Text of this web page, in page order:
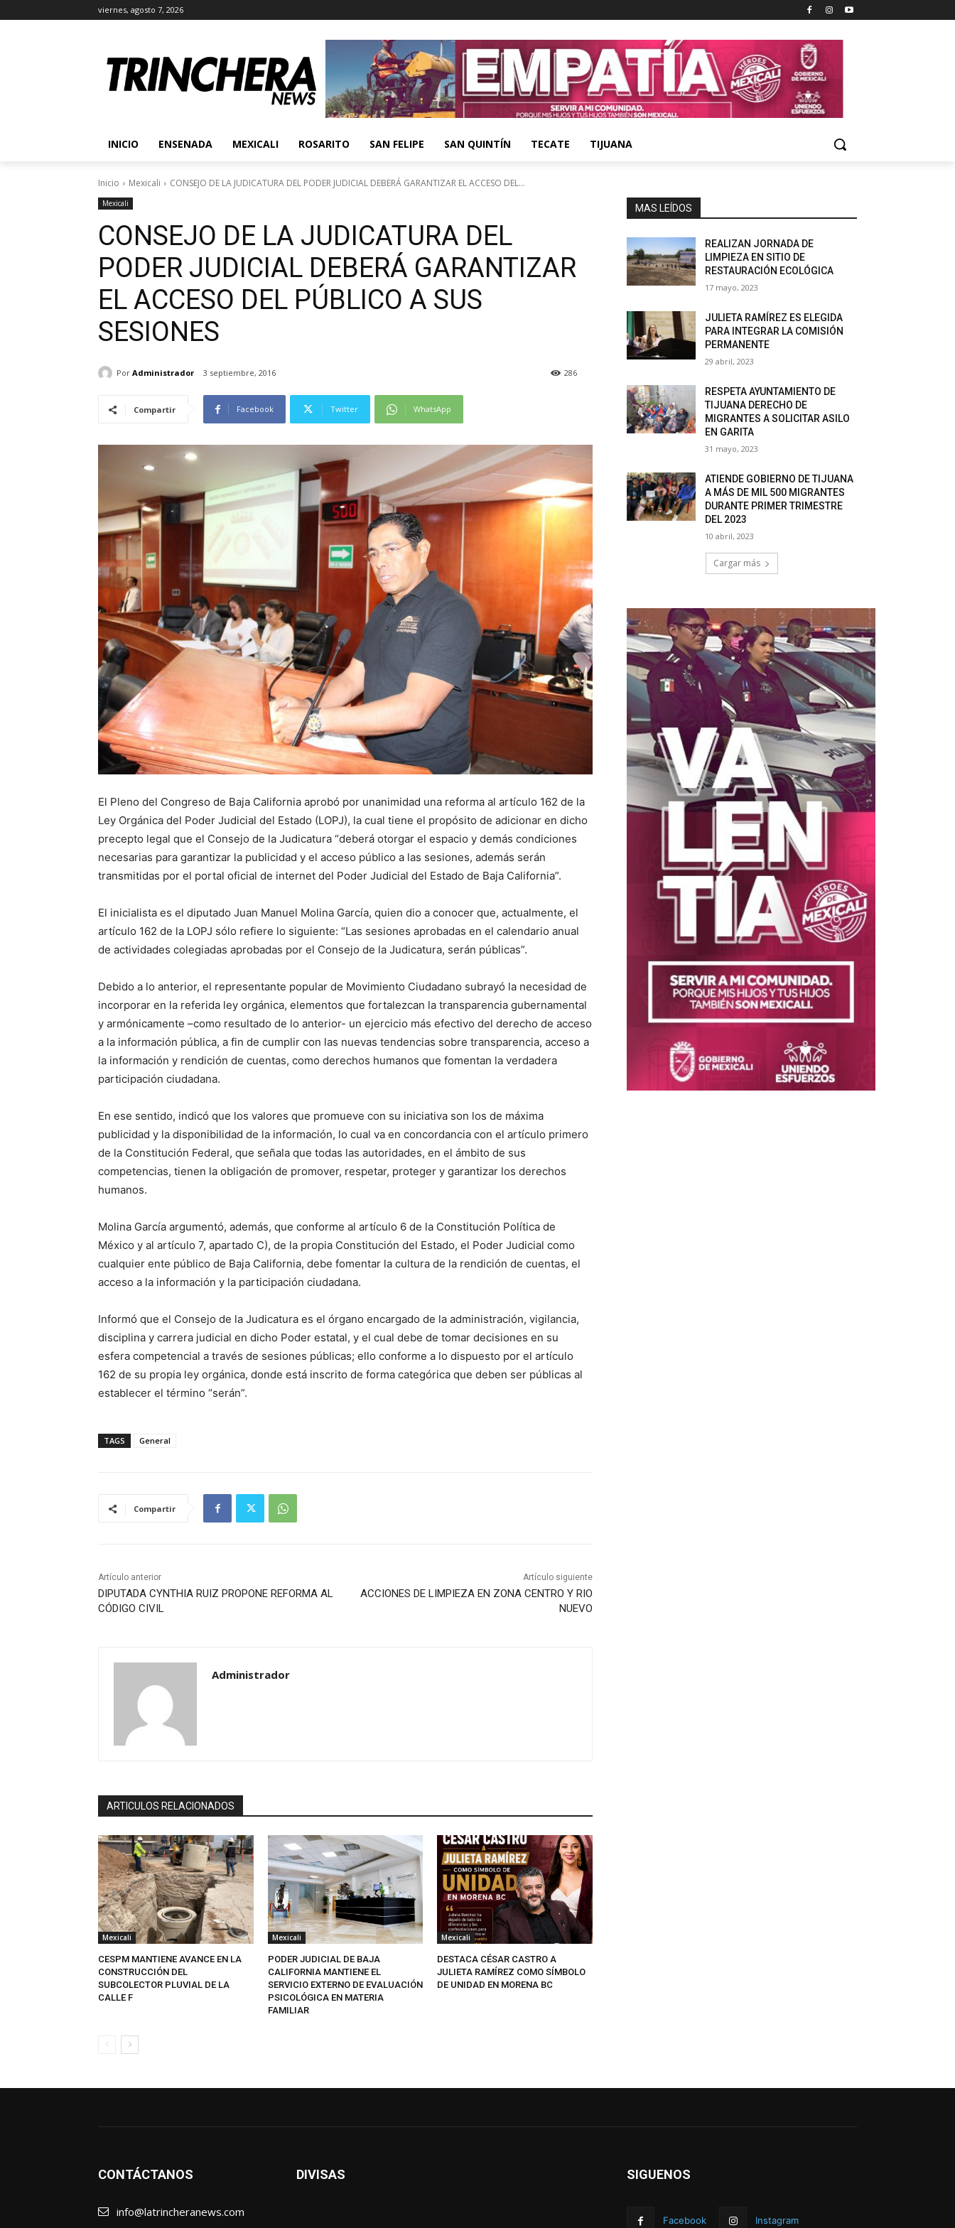
viernes, agosto 7, 2026
INICIO ENSENADA MEXICALI ROSARITO SAN FELIPE SAN QUINTÍN TECATE TIJUANA
Inicio Mexicali CONSEJO DE LA JUDICATURA DEL PODER JUDICIAL DEBERÁ GARANTIZAR EL ACCESO DEL...
Mexicali
CONSEJO DE LA JUDICATURA DEL
PODER JUDICIAL DEBERÁ GARANTIZAR
EL ACCESO DEL PÚBLICO A SUS
SESIONES
Por Administrador 3 septiembre, 2016 286
Compartir Facebook Twitter WhatsApp
El Pleno del Congreso de Baja California aprobó por unanimidad una reforma al artículo 162 de la
Ley Orgánica del Poder Judicial del Estado (LOPJ), la cual tiene el propósito de adicionar en dicho
precepto legal que el Consejo de la Judicatura “deberá otorgar el espacio y demás condiciones
necesarias para garantizar la publicidad y el acceso público a las sesiones, además serán
transmitidas por el portal oficial de internet del Poder Judicial del Estado de Baja California”.
El inicialista es el diputado Juan Manuel Molina García, quien dio a conocer que, actualmente, el
artículo 162 de la LOPJ sólo refiere lo siguiente: “Las sesiones aprobadas en el calendario anual
de actividades colegiadas aprobadas por el Consejo de la Judicatura, serán públicas”.
Debido a lo anterior, el representante popular de Movimiento Ciudadano subrayó la necesidad de
incorporar en la referida ley orgánica, elementos que fortalezcan la transparencia gubernamental
y armónicamente –como resultado de lo anterior- un ejercicio más efectivo del derecho de acceso
a la información pública, a fin de cumplir con las nuevas tendencias sobre transparencia, acceso a
la información y rendición de cuentas, como derechos humanos que fomentan la verdadera
participación ciudadana.
En ese sentido, indicó que los valores que promueve con su iniciativa son los de máxima
publicidad y la disponibilidad de la información, lo cual va en concordancia con el artículo primero
de la Constitución Federal, que señala que todas las autoridades, en el ámbito de sus
competencias, tienen la obligación de promover, respetar, proteger y garantizar los derechos
humanos.
Molina García argumentó, además, que conforme al artículo 6 de la Constitución Política de
México y al artículo 7, apartado C), de la propia Constitución del Estado, el Poder Judicial como
cualquier ente público de Baja California, debe fomentar la cultura de la rendición de cuentas, el
acceso a la información y la participación ciudadana.
Informó que el Consejo de la Judicatura es el órgano encargado de la administración, vigilancia,
disciplina y carrera judicial en dicho Poder estatal, y el cual debe de tomar decisiones en su
esfera competencial a través de sesiones públicas; ello conforme a lo dispuesto por el artículo
162 de su propia ley orgánica, donde está inscrito de forma categórica que deben ser públicas al
establecer el término “serán”.
TAGS General
Compartir
Artículo anterior
DIPUTADA CYNTHIA RUIZ PROPONE REFORMA AL
CÓDIGO CIVIL
Artículo siguiente
ACCIONES DE LIMPIEZA EN ZONA CENTRO Y RIO
NUEVO
Administrador
ARTICULOS RELACIONADOS
Mexicali
CESPM MANTIENE AVANCE EN LA
CONSTRUCCIÓN DEL
SUBCOLECTOR PLUVIAL DE LA
CALLE F
Mexicali
PODER JUDICIAL DE BAJA
CALIFORNIA MANTIENE EL
SERVICIO EXTERNO DE EVALUACIÓN
PSICOLÓGICA EN MATERIA
FAMILIAR
Mexicali
DESTACA CÉSAR CASTRO A
JULIETA RAMÍREZ COMO SÍMBOLO
DE UNIDAD EN MORENA BC
MAS LEÍDOS
REALIZAN JORNADA DE
LIMPIEZA EN SITIO DE
RESTAURACIÓN ECOLÓGICA
17 mayo, 2023
JULIETA RAMÍREZ ES ELEGIDA
PARA INTEGRAR LA COMISIÓN
PERMANENTE
29 abril, 2023
RESPETA AYUNTAMIENTO DE
TIJUANA DERECHO DE
MIGRANTES A SOLICITAR ASILO
EN GARITA
31 mayo, 2023
ATIENDE GOBIERNO DE TIJUANA
A MÁS DE MIL 500 MIGRANTES
DURANTE PRIMER TRIMESTRE
DEL 2023
10 abril, 2023
Cargar más
CONTÁCTANOS
info@latrincheranews.com
DIVISAS SIGUENOS
Facebook Instagram